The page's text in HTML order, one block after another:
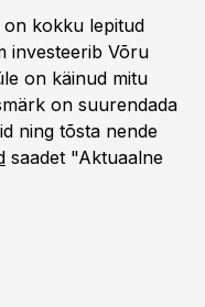
on kokku lepitud
investeerib Võru
on käinud mitu
on suurendada
ning tõsta nende
saadet "Aktuaalne